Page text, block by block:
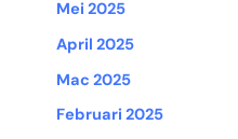
Mei 2025
April 2025
Mac 2025
Februari 2025